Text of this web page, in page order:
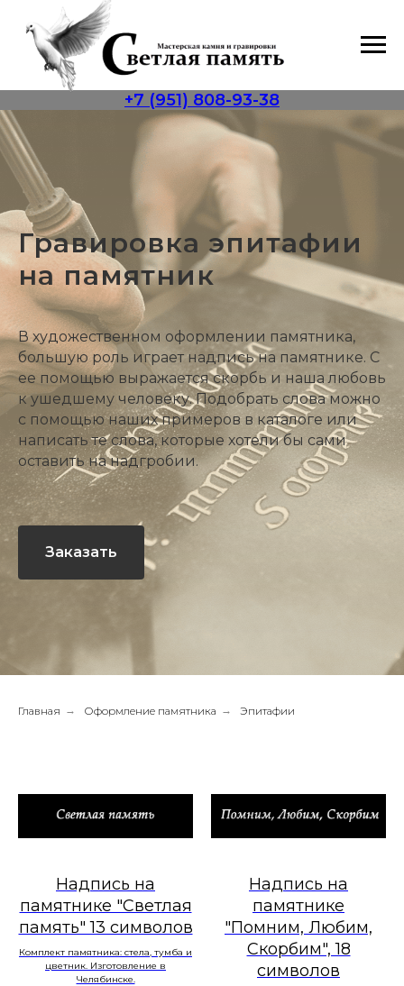
+7 (951) 808-93-38
Гравировка эпитафии
на памятник
В художественном оформлении памятника,
большую роль играет надпись на памятнике. С
ее помощью выражается скорбь и наша любовь
к ушедшему человеку. Подобрать слова можно
с помощью наших примеров в каталоге или
написать те слова, которые хотели бы сами
оставить на надгробии.
Заказать
Главная → Оформление памятника → Эпитафии
Надпись на
памятнике "Светлая
память" 13 символов
Комплект памятника: стела, тумба и
цветник. Изготовление в
Челябинске.
Надпись на
памятнике
"Помним, Любим,
Скорбим", 18
символов